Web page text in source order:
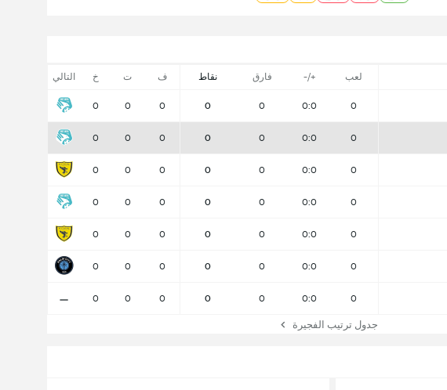
لعب +/- فارق نقاط ف ت خ التالي
0
0:0
0
0
0
0
0
0
0:0
0
0
0
0
0
0
0:0
0
0
0
0
0
0
0:0
0
0
0
0
0
0
0:0
0
0
0
0
0
0
0:0
0
0
0
0
0
0
0:0
0
0
0
0
0
-
جدول ترتيب الفجيرة